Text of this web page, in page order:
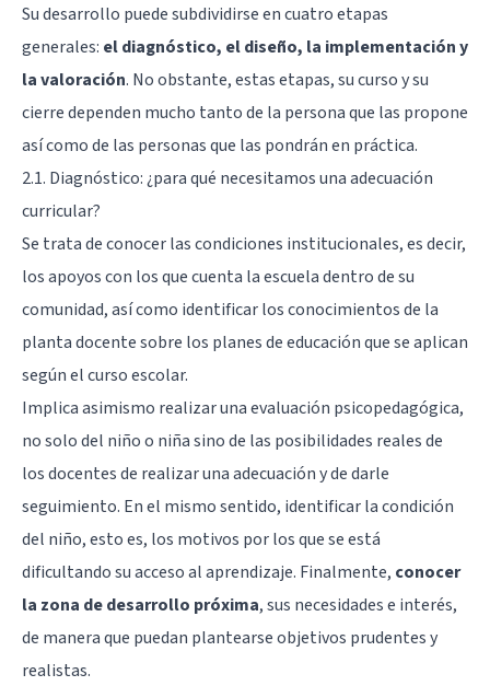
Su desarrollo puede subdividirse en cuatro etapas
generales: el diagnóstico, el diseño, la implementación y
la valoración. No obstante, estas etapas, su curso y su
cierre dependen mucho tanto de la persona que las propone
así como de las personas que las pondrán en práctica.
2.1. Diagnóstico: ¿para qué necesitamos una adecuación
curricular?
Se trata de conocer las condiciones institucionales, es decir,
los apoyos con los que cuenta la escuela dentro de su
comunidad, así como identificar los conocimientos de la
planta docente sobre los planes de educación que se aplican
según el curso escolar.
Implica asimismo realizar una evaluación psicopedagógica,
no solo del niño o niña sino de las posibilidades reales de
los docentes de realizar una adecuación y de darle
seguimiento. En el mismo sentido, identificar la condición
del niño, esto es, los motivos por los que se está
dificultando su acceso al aprendizaje. Finalmente, conocer
la zona de desarrollo próxima, sus necesidades e interés,
de manera que puedan plantearse objetivos prudentes y
realistas.